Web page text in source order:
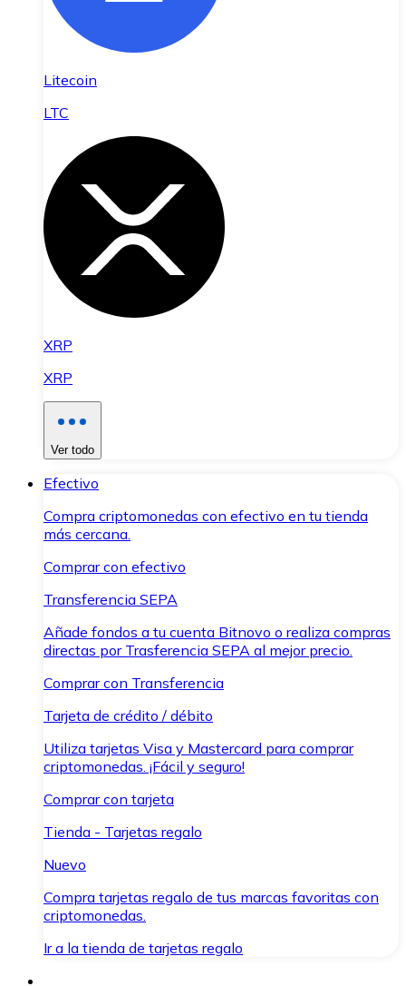
Litecoin
LTC
XRP
XRP
Ver todo
Efectivo
Compra criptomonedas con efectivo en tu tienda
más cercana.
Comprar con efectivo
Transferencia SEPA
Añade fondos a tu cuenta Bitnovo o realiza compras
directas por Trasferencia SEPA al mejor precio.
Comprar con Transferencia
Tarjeta de crédito / débito
Utiliza tarjetas Visa y Mastercard para comprar
criptomonedas. ¡Fácil y seguro!
Comprar con tarjeta
Tienda - Tarjetas regalo
Nuevo
Compra tarjetas regalo de tus marcas favoritas con
criptomonedas.
Ir a la tienda de tarjetas regalo